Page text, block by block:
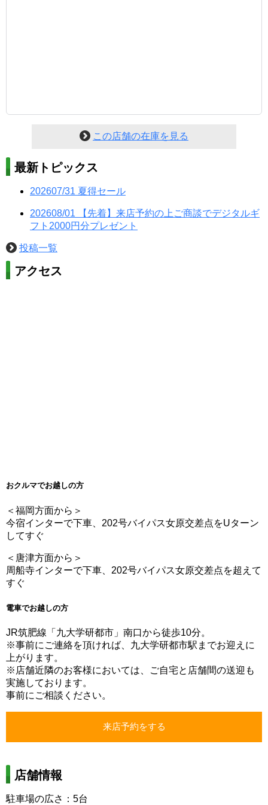
この店舗の在庫を見る
最新トピックス
202607/31 夏得セール
202608/01 【先着】来店予約の上ご商談でデジタルギ
フト2000円分プレゼント
投稿一覧
アクセス
おクルマでお越しの方
＜福岡方面から＞
今宿インターで下車、202号バイパス女原交差点をUターン
してすぐ
＜唐津方面から＞
周船寺インターで下車、202号バイパス女原交差点を超えて
すぐ
電車でお越しの方
JR筑肥線「九大学研都市」南口から徒歩10分。
※事前にご連絡を頂ければ、九大学研都市駅までお迎えに
上がります。
※店舗近隣のお客様においては、ご自宅と店舗間の送迎も
実施しております。
事前にご相談ください。
店舗情報
駐車場の広さ：5台